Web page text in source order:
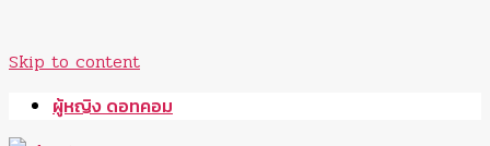
Skip to content
ผู้หญิง ดอทคอม